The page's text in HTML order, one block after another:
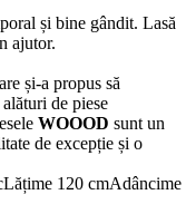
și bine gândit. Lasă
ajutor.
și-a propus să
de piese
WOOOD sunt un
de excepție și o
Lățime 120 cmAdâncime